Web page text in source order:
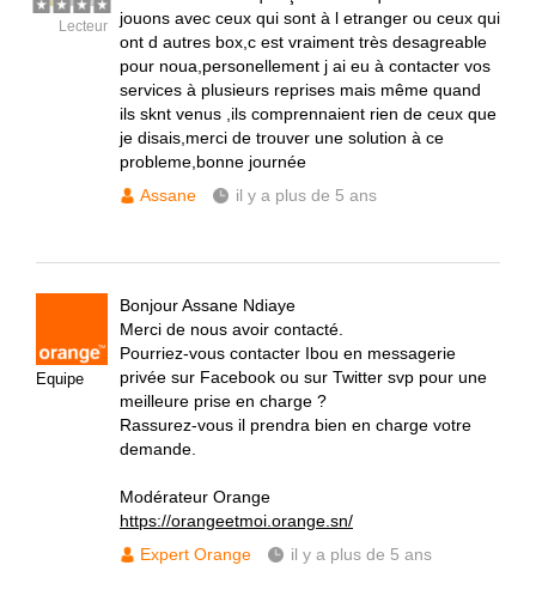
Lecteur
jouons avec ceux qui sont à l etranger ou ceux qui
ont d autres box,c est vraiment très desagreable
pour noua,personellement j ai eu à contacter vos
services à plusieurs reprises mais même quand
ils sknt venus ,ils comprennaient rien de ceux que
je disais,merci de trouver une solution à ce
probleme,bonne journée
Assane
il y a plus de 5 ans
Equipe
Bonjour Assane Ndiaye
Merci de nous avoir contacté.
Pourriez-vous contacter Ibou en messagerie
privée sur Facebook ou sur Twitter svp pour une
meilleure prise en charge ?
Rassurez-vous il prendra bien en charge votre
demande.
Modérateur Orange
https://orangeetmoi.orange.sn/
Expert Orange
il y a plus de 5 ans